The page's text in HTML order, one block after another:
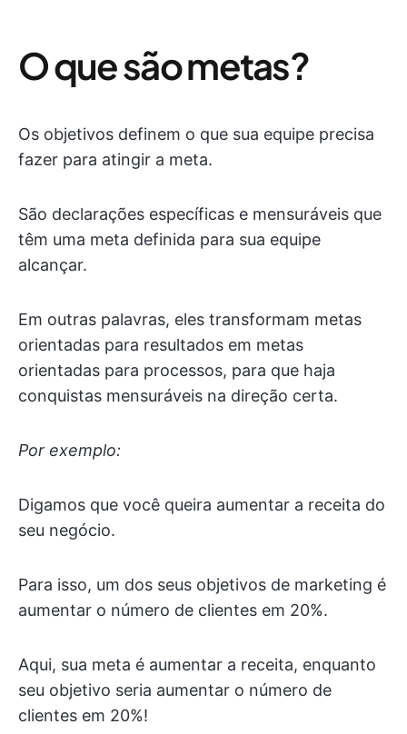
O que são metas?
Os objetivos definem o que sua equipe precisa
fazer para atingir a meta.
São declarações específicas e mensuráveis que
têm uma meta definida para sua equipe
alcançar.
Em outras palavras, eles transformam metas
orientadas para resultados em metas
orientadas para processos, para que haja
conquistas mensuráveis na direção certa.
Por exemplo:
Digamos que você queira aumentar a receita do
seu negócio.
Para isso, um dos seus objetivos de marketing é
aumentar o número de clientes em 20%.
Aqui, sua meta é aumentar a receita, enquanto
seu objetivo seria aumentar o número de
clientes em 20%!